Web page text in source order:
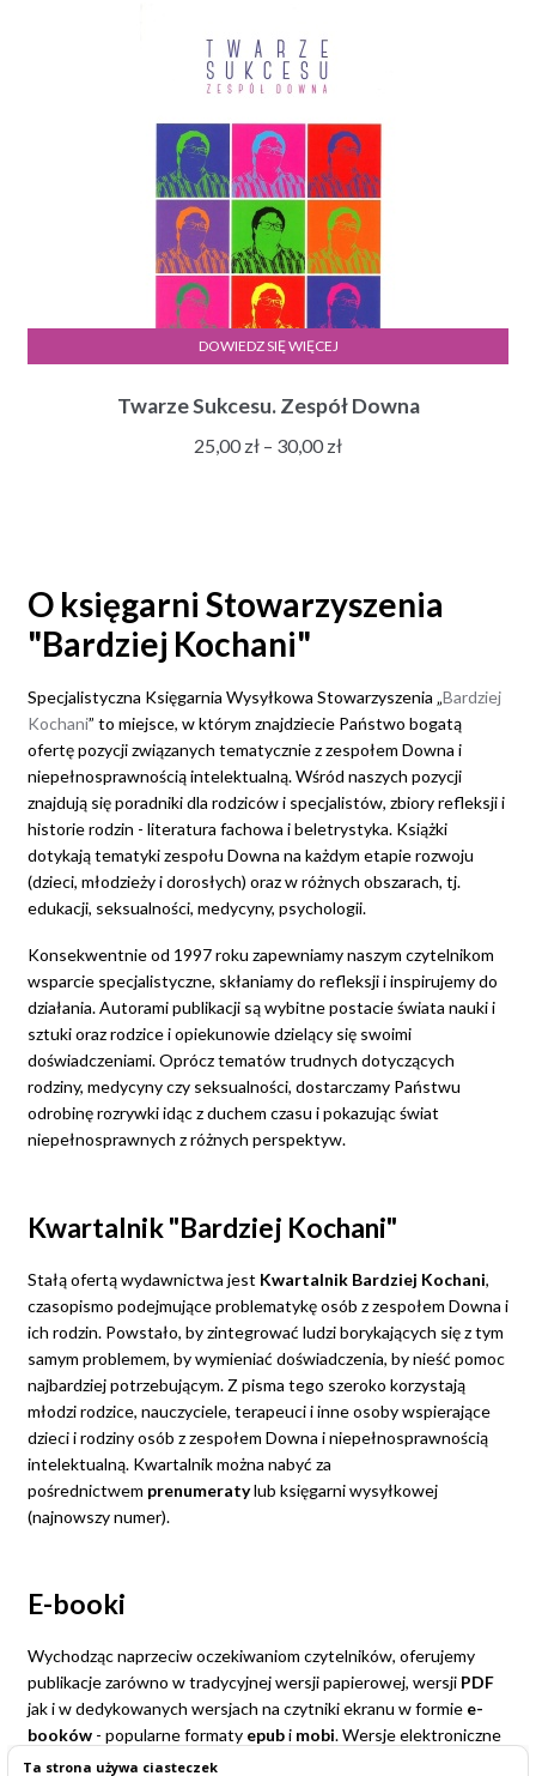
Ta strona używa ciasteczek
Twarze Sukcesu. Zespół Downa
25,00 zł – 30,00 złZakres
30,00 zł
DOWIEDZ SIĘ WIĘCEJ
O księgarni Stowarzyszenia
"Bardziej Kochani"
Specjalistyczna Księgarnia Wysyłkowa Stowarzyszenia „Bardziej
Kochani” to miejsce, w którym znajdziecie Państwo bogatą
ofertę pozycji związanych tematycznie z zespołem Downa i
niepełnosprawnością intelektualną. Wśród naszych pozycji
znajdują się poradniki dla rodziców i specjalistów, zbiory refleksji i
historie rodzin - literatura fachowa i beletrystyka. Książki
dotykają tematyki zespołu Downa na każdym etapie rozwoju
(dzieci, młodzieży i dorosłych) oraz w różnych obszarach, tj.
edukacji, seksualności, medycyny, psychologii.
Konsekwentnie od 1997 roku zapewniamy naszym czytelnikom
wsparcie specjalistyczne, skłaniamy do refleksji i inspirujemy do
działania. Autorami publikacji są wybitne postacie świata nauki i
sztuki oraz rodzice i opiekunowie dzielący się swoimi
doświadczeniami. Oprócz tematów trudnych dotyczących
rodziny, medycyny czy seksualności, dostarczamy Państwu
odrobinę rozrywki idąc z duchem czasu i pokazując świat
niepełnosprawnych z różnych perspektyw.
Kwartalnik "Bardziej Kochani"
Stałą ofertą wydawnictwa jest Kwartalnik Bardziej Kochani,
czasopismo podejmujące problematykę osób z zespołem Downa i
ich rodzin. Powstało, by zintegrować ludzi borykających się z tym
samym problemem, by wymieniać doświadczenia, by nieść pomoc
najbardziej potrzebującym. Z pisma tego szeroko korzystają
młodzi rodzice, nauczyciele, terapeuci i inne osoby wspierające
dzieci i rodziny osób z zespołem Downa i niepełnosprawnością
intelektualną. Kwartalnik można nabyć za
pośrednictwem prenumeratylub księgarni wysyłkowej
(najnowszy numer).
E-booki
Wychodząc naprzeciw oczekiwaniom czytelników, oferujemy
publikacje zarówno w tradycyjnej wersji papierowej, wersji PDF
jak i w dedykowanych wersjach na czytniki ekranu w formie e-
booków- popularne formaty epubi mobi. Wersje elektroniczne
okazują się bardzo przydatną formą w sytuacji, gdy nakłady